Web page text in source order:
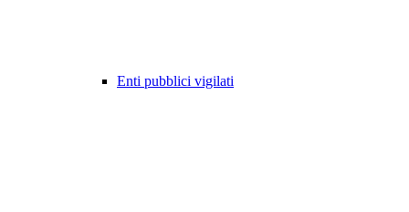
Enti pubblici vigilati